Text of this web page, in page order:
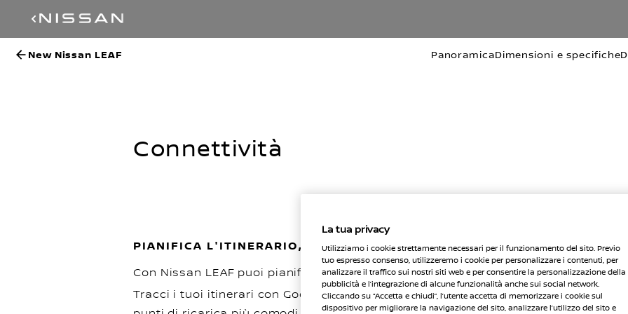
New Nissan LEAF PanoramicaDimensioni e specifiche
Connettività
PIANIFICA L'ITINERARIO, CON GOOGLE MAP INTEGRATO
Con Nissan LEAF puoi pianificare interamente i tuoi viaggi.
Tracci i tuoi itinerari con Google Maps integrato(6), accedi alle informazioni sul
La tua privacy
Utilizziamo i cookie strettamente necessari per il funzionamento del sito. Previo
tuo espresso consenso, utilizzeremo i cookie per personalizzare i contenuti, per
analizzare il traffico sui nostri siti web e per consentire la personalizzazione della
pubblicità e l’integrazione di alcune funzionalità anche sui social network.
Cliccando su “Accetta e chiudi”, l’utente accetta di memorizzare i cookie sul
dispositivo per migliorare la navigazione del sito, analizzare l’utilizzo del sito e